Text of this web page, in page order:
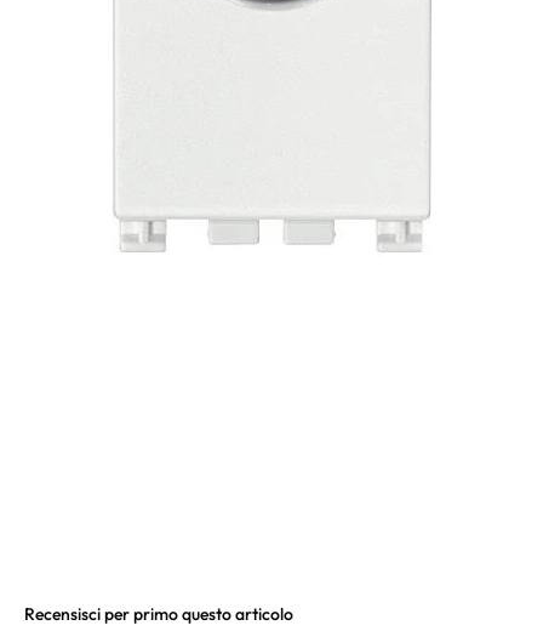
Recensisci per primo questo articolo